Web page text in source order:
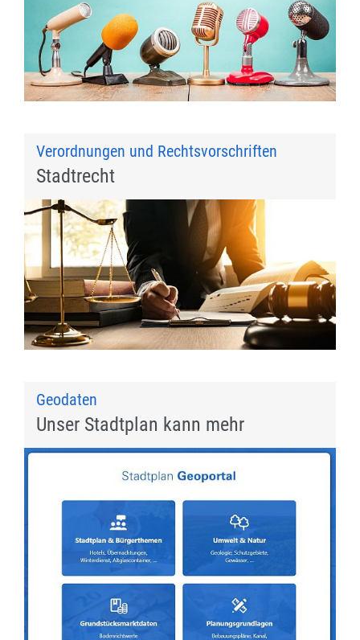
Verordnungen und Rechtsvorschriften
Stadtrecht
Geodaten
Unser Stadtplan kann mehr